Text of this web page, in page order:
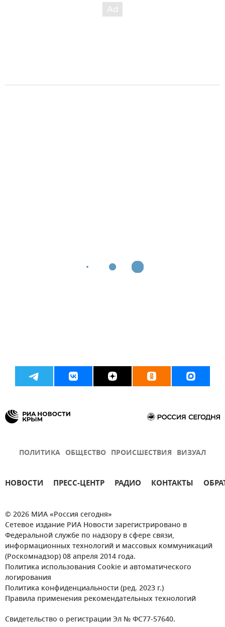
ПОЛИТИКА ОБЩЕСТВО ПРОИСШЕСТВИЯ ВИЗУАЛ
НОВОСТИ ПРЕСС-ЦЕНТР РАДИО КОНТАКТЫ
© 2026 МИА «Россия сегодня»
Сетевое издание РИА Новости зарегистрировано в
Федеральной службе по надзору в сфере связи,
информационных технологий и массовых коммуникаций
(Роскомнадзор) 08 апреля 2014 года.
Политика использования Cookie и автоматического
логирования
Политика конфиденциальности (ред. 2023 г.)
Правила применения рекомендательных технологий
Свидетельство о регистрации Эл № ФС77-57640.